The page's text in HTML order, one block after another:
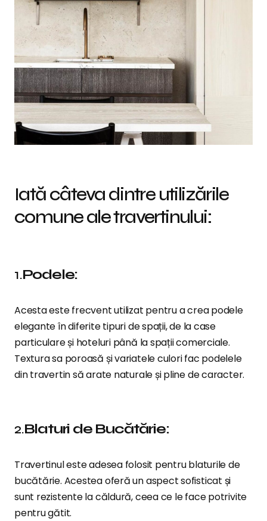
Iată câteva dintre utilizările
comune ale travertinului:
1.Podele:
Acesta este frecvent utilizat pentru a crea podele
elegante în diferite tipuri de spații, de la case
particulare și hoteluri până la spații comerciale.
Textura sa poroasă și variatele culori fac podelele
din travertin să arate naturale și pline de caracter.
2.Blaturi de Bucătărie:
Travertinul este adesea folosit pentru blaturile de
bucătărie. Acestea oferă un aspect sofisticat și
sunt rezistente la căldură, ceea ce le face potrivite
pentru gătit.